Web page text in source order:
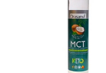
Aceite mct
coco...
Not
Available